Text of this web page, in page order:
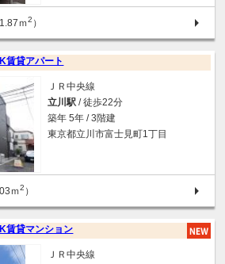
ｍ2 ）
賃貸アパート
ＪＲ中央線
立川駅 / 徒歩22分
築年 5年 / 3階建
東京都立川市富士見町1丁目
ｍ2 ）
賃貸マンション
ＪＲ中央線